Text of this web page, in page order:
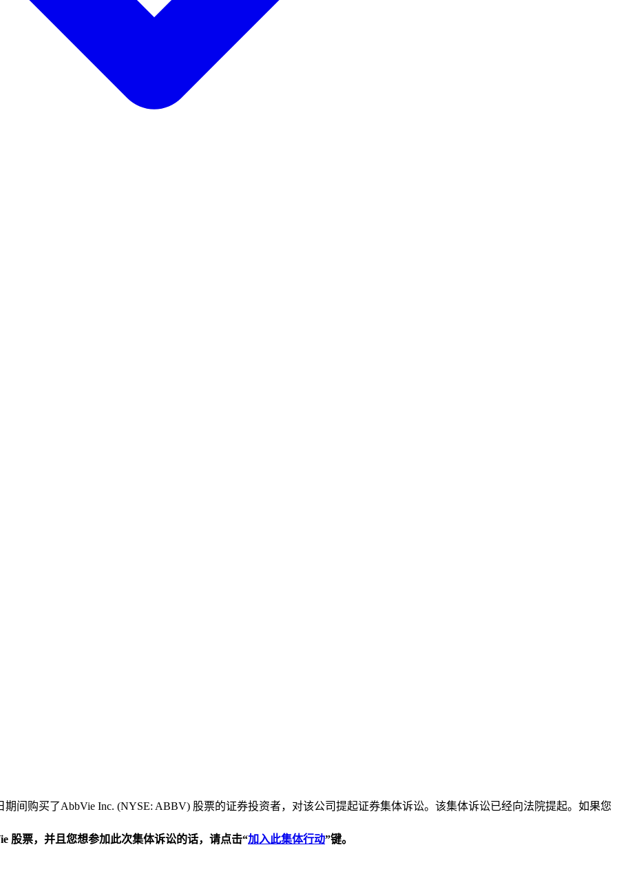
期间购买了AbbVie Inc. (NYSE: ABBV) 股票的证券投资者，对该公司提起证券集体诉讼。该集体诉讼已经向法院提起。如果您
股票，并且您想参加此次集体诉讼的话，请点击“加入此集体行动”键。